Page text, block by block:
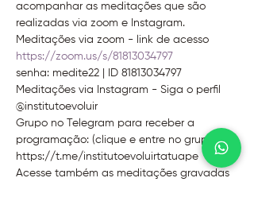
acompanhar as meditações que são
realizadas via zoom e Instagram.
Meditações via zoom - link de acesso
https://zoom.us/s/81813034797
senha: medite22 | ID 81813034797
Meditações via Instagram - Siga o perfil
@institutoevoluir
Grupo no Telegram para receber a
programação: (clique e entre no grupo)
https://t.me/institutoevoluirtatuape
Acesse também as meditações gravadas